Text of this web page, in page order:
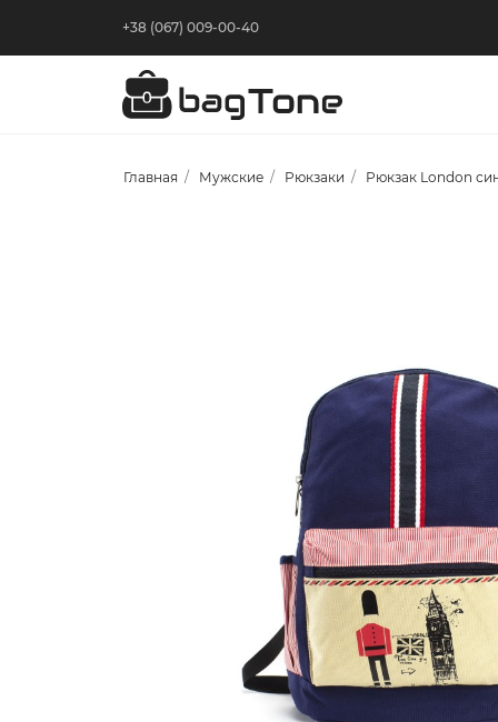
+38 (067) 009-00-40
Главная Мужские Рюкзаки Рюкзак London